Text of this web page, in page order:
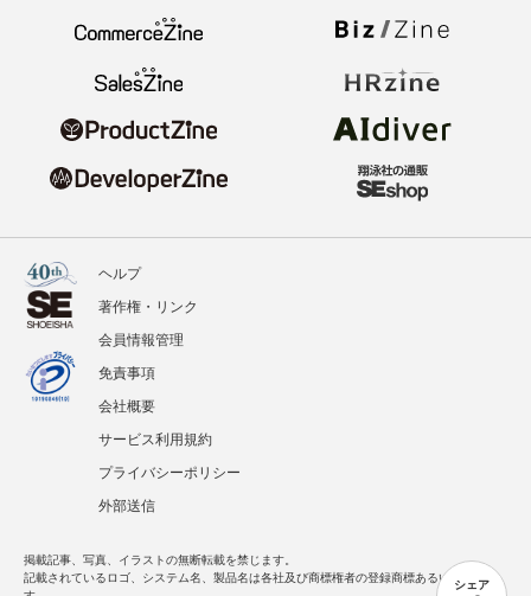
シェア
ヘルプ
著作権・リンク
会員情報管理
免責事項
会社概要
サービス利用規約
プライバシーポリシー
外部送信
掲載記事、写真、イラストの無断転載を禁じます。
記載されているロゴ、システム名、製品名は各社及び商標権者の登録商標あるいは商標で